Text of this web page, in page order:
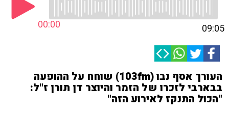
00:00 09:05
העורך אסף נבו (103fm) שוחח על ההופעה
בבארבי לזכרו של הזמר והיוצר דן תורן ז"ל:
"הכול התנקז לאירוע הזה"